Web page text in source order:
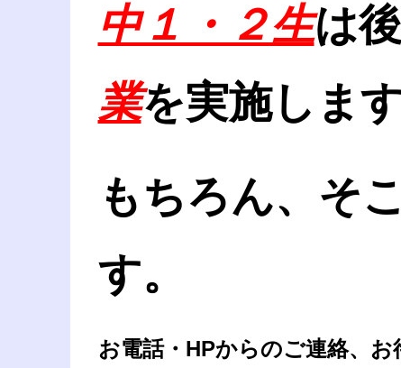
中１・２生は
業を実施します
もちろん、そ
す。
お電話・HPからのご連絡、